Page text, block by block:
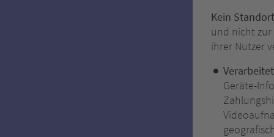
Kein
und nicht zur
ihrer Nutzer
Geräte-